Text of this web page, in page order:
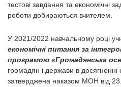
тестові завдання та економічні
роботи добираються вчителем.
У 2021/2022 навчальному році
економічні питання за
програмою «Громадянська
громадян і держави в
затверджена наказом МОН від